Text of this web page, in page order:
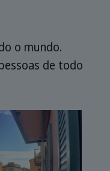
o mundo.
de todo